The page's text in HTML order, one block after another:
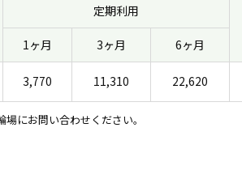
定期利用
1ヶ月
3ヶ月 6ヶ月
3,770 11,310 22,620
にお問い合わせください。